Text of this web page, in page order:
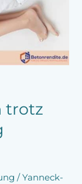
trotz
/Yanneck-